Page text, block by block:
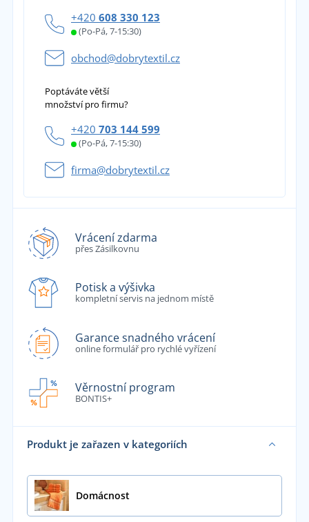
+420 608 330 123
(Po-Pá, 7-15:30)
obchod@dobrytextil.cz
Poptáváte větší
množství pro firmu?
+420 703 144 599
(Po-Pá, 7-15:30)
firma@dobrytextil.cz
Vrácení zdarma
přes Zásilkovnu
Potisk a výšivka
kompletní servis na jednom místě
Garance snadného vrácení
online formulář pro rychlé vyřízení
Věrnostní program
BONTIS+
Produkt je zařazen v kategoriích
Domácnost